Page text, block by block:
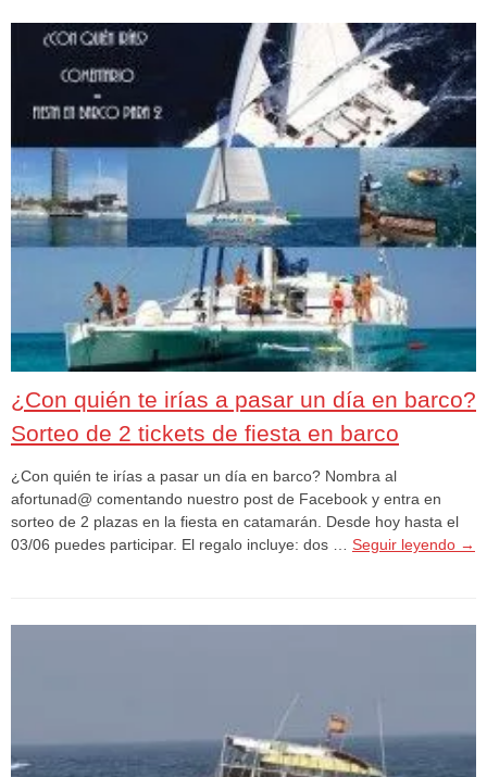
¿Con quién te irías a pasar un día en barco?
Sorteo de 2 tickets de fiesta en barco
¿Con quién te irías a pasar un día en barco? Nombra al
afortunad@ comentando nuestro post de Facebook y entra en
sorteo de 2 plazas en la fiesta en catamarán. Desde hoy hasta el
03/06 puedes participar. El regalo incluye: dos … Seguir leyendo →